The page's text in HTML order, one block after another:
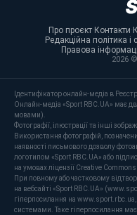
Про проєкт·Контакти·
Редакційна політика і
Правова
2026
Ідентифікатор онлайн-медіа в
Онлайн-медіа «Sport RBC.UA» має
мовами).
Фотографії, ілюстрації та інші
Використання фотографій,
наявності письмового дозволу
логотипом «Sport RBC.UA» або
на умовах ліцензії Creative
При повному або частковому
на вебсайті «Sport RBC.UA»
гіперпосилання на
системами. Таке гіперпосилання